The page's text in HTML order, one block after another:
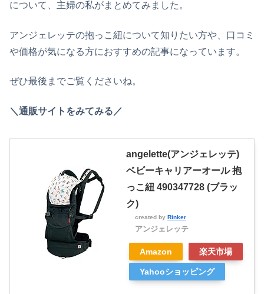
について、主婦の私がまとめてみました。
アンジェレッテの抱っこ紐について知りたい方や、口コミ
や価格が気になる方におすすめの記事になっています。
ぜひ最後までご覧くださいね。
＼通販サイトをみてみる／
angelette(アンジェレッテ)
ベビーキャリアーオール 抱
っこ紐 490347728 (ブラッ
ク)
created by Rinker
アンジェレッテ
Amazon 楽天市場
Yahooショッピング